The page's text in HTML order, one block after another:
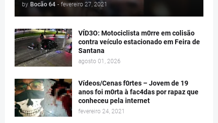
by Bocão 64 - fevereiro 27, 2021
VÍD3O: Motociclista m0rre em colisão
contra veículo estacionado em Feira de
Santana
agosto 01, 2026
Vídeos/Cenas f0rtes – Jovem de 19
anos foi m0rta à fac4das por rapaz que
conheceu pela internet
fevereiro 24, 2021